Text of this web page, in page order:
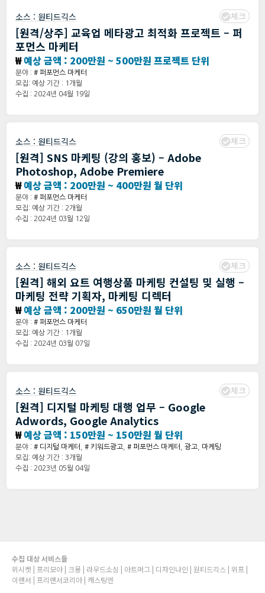
소스 : 원티드긱스 체크
[원격/상주] 교육업 메타광고 최적화 프로젝트 – 퍼
포먼스 마케터
₩예상 금액 : 200만원 ~ 500만원 프로젝트 단위
분야 : # 퍼포먼스 마케터
모집: 예상 기간 : 1개월
수집 : 2024년 04월 19일
소스 : 원티드긱스 체크
[원격] SNS 마케팅 (강의 홍보) – Adobe
Photoshop, Adobe Premiere
₩예상 금액 : 200만원 ~ 400만원 월 단위
분야 : # 퍼포먼스 마케터
모집: 예상 기간 : 2개월
수집 : 2024년 03월 12일
소스 : 원티드긱스 체크
[원격] 해외 요트 여행상품 마케팅 컨설팅 및 실행 –
마케팅 전략 기획자, 마케팅 디렉터
₩예상 금액 : 200만원 ~ 650만원 월 단위
분야 : # 퍼포먼스 마케터
모집: 예상 기간 : 1개월
수집 : 2024년 03월 07일
소스 : 원티드긱스 체크
[원격] 디지털 마케팅 대행 업무 – Google
Adwords, Google Analytics
₩예상 금액 : 150만원 ~ 150만원 월 단위
분야 : # 디지털 마케터 # 키워드광고 # 퍼포먼스 마케터 광고
마케팅
모집: 예상 기간 : 3개월
수집 : 2023년 05월 04일
수집 대상 서비스들
위시켓 | 프리모아 | 크몽 | 라우드소싱 | 아트머그 | 디자인나인 | 원티드긱스 | 위프 |
이랜서 | 프리랜서코리아 | 캐스팅엔